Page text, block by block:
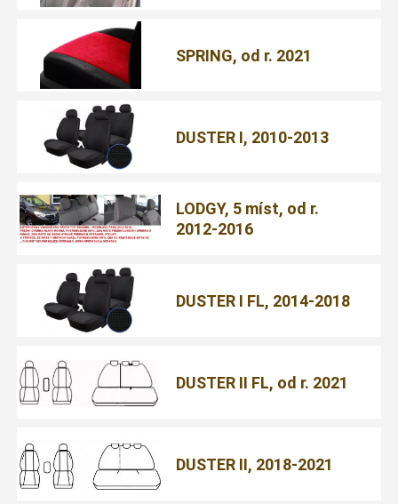
SPRING, od r. 2021
DUSTER I, 2010-2013
LODGY, 5 míst, od r.
2012-2016
DUSTER I FL, 2014-2018
DUSTER II FL, od r. 2021
DUSTER II, 2018-2021